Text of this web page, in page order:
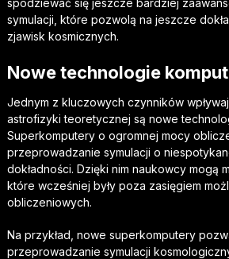
spodziewać się jeszcze bardziej
symulacji, które pozwolą na jeszcze
zjawisk kosmicznych.
Nowe technologie
Jednym z kluczowych czynników
astrofizyki teoretycznej są nowe
Superkomputery o ogromnej mocy
przeprowadzanie symulacji o
dokładności. Dzięki nim naukowcy mogą
które wcześniej były poza zasięgiem
obliczeniowych.
Na przykład, nowe superkomputery
przeprowadzanie symulacji